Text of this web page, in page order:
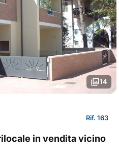
photo_library14
Rif. 163
in vendita vicino